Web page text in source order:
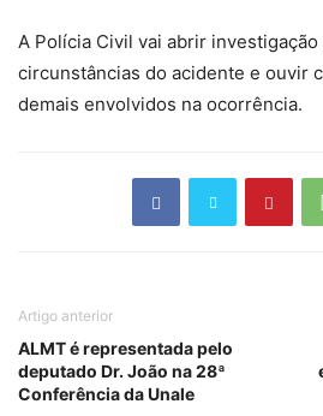
A Polícia Civil vai abrir investigação
circunstâncias do acidente e ouvir
demais envolvidos na ocorrência.
Artigo anterior
ALMT é representada pelo
deputado Dr. João na 28ª
Conferência da Unale